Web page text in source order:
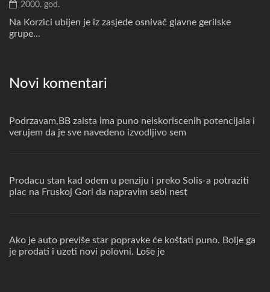
2000. god.
Na Korzici ubijen je iz zasjede osnivač glavne gerilske
grupe...
Novi komentari
Podrzavam,BB zaista ima puno neiskoriscenih potencijala i
verujem da je sve navedeno izvodljivo sem
Prodacu stan kad odem u penziju i preko Solis-a potraziti
plac na Fruskoj Gori da napravim sebi nest
Ako je auto previše star popravke će koštati puno. Bolje ga
je prodati i uzeti novi polovni. Loše je